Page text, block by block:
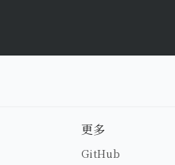
更多
GitHub